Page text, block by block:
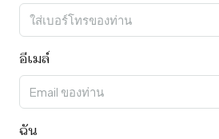
อีเมล์
ฉัน